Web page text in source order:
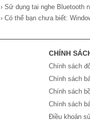
› Sử dụng tai nghe Bluetooth
› Có thể bạn chưa biết:
CHÍNH
Chính sách
Chính sách
Chính sách
Chính sách
Điều khoản